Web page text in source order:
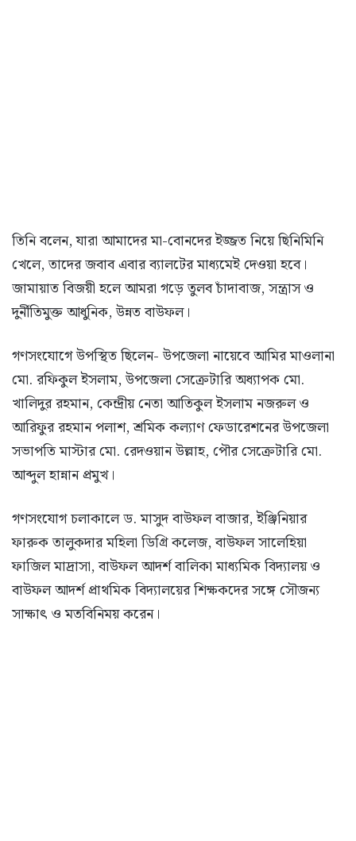
তিনি বলেন, যারা আমাদের মা-বোনদের ইজ্জত নিয়ে ছিনিমিনি
খেলে, তাদের জবাব এবার ব্যালটের মাধ্যমেই দেওয়া হবে।
জামায়াত বিজয়ী হলে আমরা গড়ে তুলব চাঁদাবাজ, সন্ত্রাস ও
দুর্নীতিমুক্ত আধুনিক, উন্নত বাউফল।
গণসংযোগে উপস্থিত ছিলেন- উপজেলা নায়েবে আমির মাওলানা
মো. রফিকুল ইসলাম, উপজেলা সেক্রেটারি অধ্যাপক মো.
খালিদুর রহমান, কেন্দ্রীয় নেতা আতিকুল ইসলাম নজরুল ও
আরিফুর রহমান পলাশ, শ্রমিক কল্যাণ ফেডারেশনের উপজেলা
সভাপতি মাস্টার মো. রেদওয়ান উল্লাহ, পৌর সেক্রেটারি মো.
আব্দুল হান্নান প্রমুখ।
গণসংযোগ চলাকালে ড. মাসুদ বাউফল বাজার, ইঞ্জিনিয়ার
ফারুক তালুকদার মহিলা ডিগ্রি কলেজ, বাউফল সালেহিয়া
ফাজিল মাদ্রাসা, বাউফল আদর্শ বালিকা মাধ্যমিক বিদ্যালয় ও
বাউফল আদর্শ প্রাথমিক বিদ্যালয়ের শিক্ষকদের সঙ্গে সৌজন্য
সাক্ষাৎ ও মতবিনিময় করেন।